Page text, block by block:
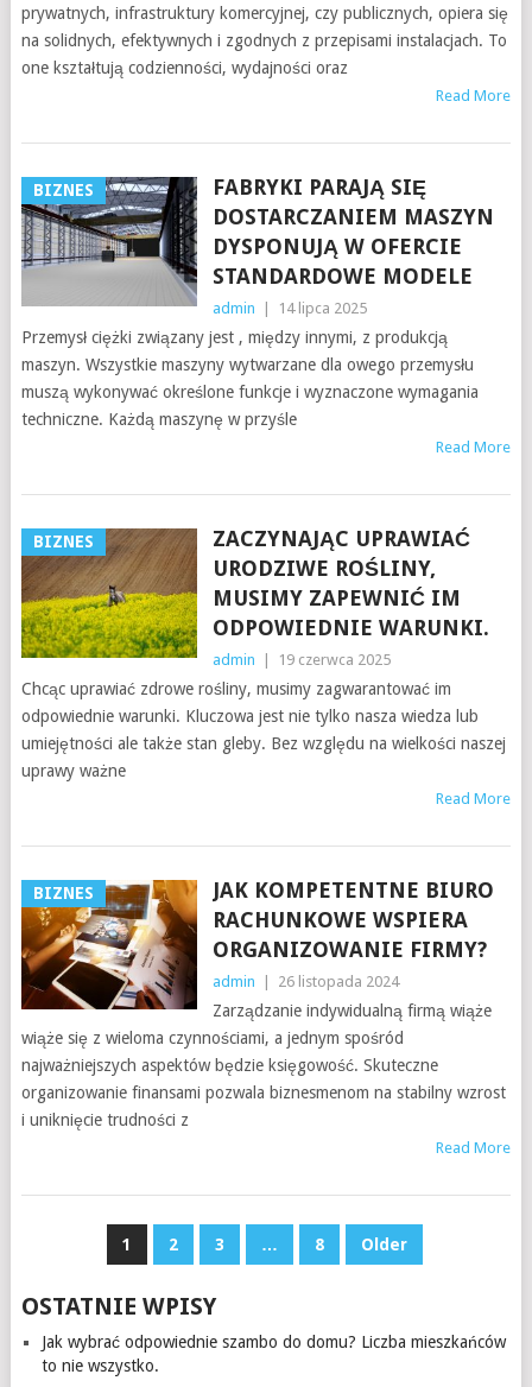
prywatnych, infrastruktury komercyjnej, czy publicznych, opiera się
na solidnych, efektywnych i zgodnych z przepisami instalacjach. To
one kształtują codzienności, wydajności oraz
Read More
BIZNES
FABRYKI PARAJĄ SIĘ
DOSTARCZANIEM MASZYN
DYSPONUJĄ W OFERCIE
STANDARDOWE MODELE
admin 14 lipca 2025
Przemysł ciężki związany jest , między innymi, z produkcją
maszyn. Wszystkie maszyny wytwarzane dla owego przemysłu
muszą wykonywać określone funkcje i wyznaczone wymagania
techniczne. Każdą maszynę w przyśle
Read More
BIZNES
ZACZYNAJĄC UPRAWIAĆ
URODZIWE ROŚLINY,
MUSIMY ZAPEWNIĆ IM
ODPOWIEDNIE WARUNKI.
admin 19 czerwca 2025
Chcąc uprawiać zdrowe rośliny, musimy zagwarantować im
odpowiednie warunki. Kluczowa jest nie tylko nasza wiedza lub
umiejętności ale także stan gleby. Bez względu na wielkości naszej
uprawy ważne
Read More
BIZNES
JAK KOMPETENTNE BIURO
RACHUNKOWE WSPIERA
ORGANIZOWANIE FIRMY?
admin 26 listopada 2024
Zarządzanie indywidualną firmą wiąże
wiąże się z wieloma czynnościami, a jednym spośród
najważniejszych aspektów będzie księgowość. Skuteczne
organizowanie finansami pozwala biznesmenom na stabilny wzrost
i uniknięcie trudności z
Read More
NAWIGACJA
WPISACH
1 2 3 … 8 Older
OSTATNIE WPISY
Jak wybrać odpowiednie szambo do domu? Liczba mieszkańców
to nie wszystko.